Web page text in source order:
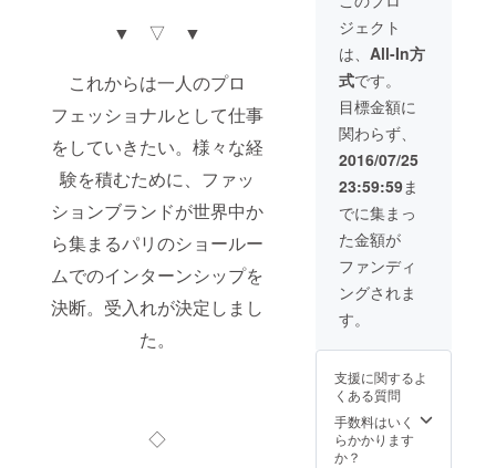
▼ ▽ ▼
これからは一人のプロ
フェッショナルとして仕事
をしていきたい。様々な経
験を積むために、ファッ
ションブランドが世界中か
ら集まるパリのショールー
ムでのインターンシップを
決断。受入れが決定しまし
た。
◇
の
ファッ
を皆様
にお届
け！
book –
ファッ
ション
編- 私
から見
たパリ
の
ファッ
を皆様
にお届
け！ ・
EYES&
MIND
Special
book –
から見
たパリ
の
ファッ
ション
を皆様
ポート
にして
送りま
す。 ・
EYES&
MIND
パリガ
イド
ブック
ロー
カル目
線で作
り上げ
るスペ
シャル
なガイ
ドブッ
MIND
book –
ファッ
ション
編- 私
ジェクト
は、 All-In方
式です。
目標金額に
関わらず、
2016/07/25
23:59:59ま
でに集まっ
た金額が
ファンディ
ングされま
す。
支援に関するよ
くある質問
手数料はいく
らかかります
か？